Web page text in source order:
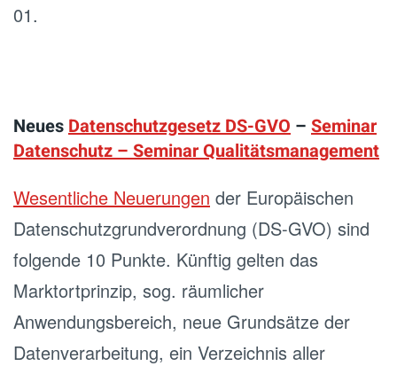
01.
NeuesDatenschutzgesetz DS-GVO – Seminar
Datenschutz – Seminar Qualitätsmanagement
Wesentliche Neuerungen der Europäischen
Datenschutzgrundverordnung (DS-GVO) sind
folgende 10 Punkte. Künftig gelten das
Marktortprinzip, sog. räumlicher
Anwendungsbereich, neue Grundsätze der
Datenverarbeitung, ein Verzeichnis aller